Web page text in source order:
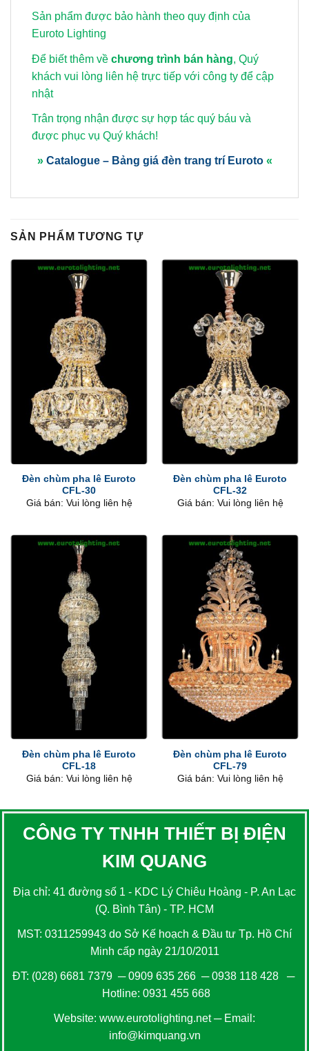
Sản phẩm được bảo hành theo quy định của
Euroto Lighting
Để biết thêm về chương trình bán hàng, Quý
khách vui lòng liên hệ trực tiếp với công ty để cập
nhật
Trân trọng nhận được sự hợp tác quý báu và
được phục vụ Quý khách!
» Catalogue – Bảng giá đèn trang trí Euroto «
SẢN PHẨM TƯƠNG TỰ
Đèn chùm pha lê Euroto
CFL-30
Giá bán: Vui lòng liên hệ
Đèn chùm pha lê Euroto
CFL-32
Giá bán: Vui lòng liên hệ
Đèn chùm pha lê Euroto
CFL-18
Giá bán: Vui lòng liên hệ
Đèn chùm pha lê Euroto
CFL-79
Giá bán: Vui lòng liên hệ
CÔNG TY TNHH THIẾT BỊ ĐIỆN
KIM QUANG
Địa chỉ: 41 đường số 1 - KDC Lý Chiêu Hoàng - P. An Lạc
(Q. Bình Tân) - TP. HCM
MST: 0311259943 do Sở Kế hoạch & Đầu tư Tp. Hồ Chí
Minh cấp ngày 21/10/2011
ĐT: (028) 6681 7379 ─0909 635 266─0938 118 428─
Hotline: 0931 455 668
Website: www.eurotolighting.net─ Email:
info@kimquang.vn